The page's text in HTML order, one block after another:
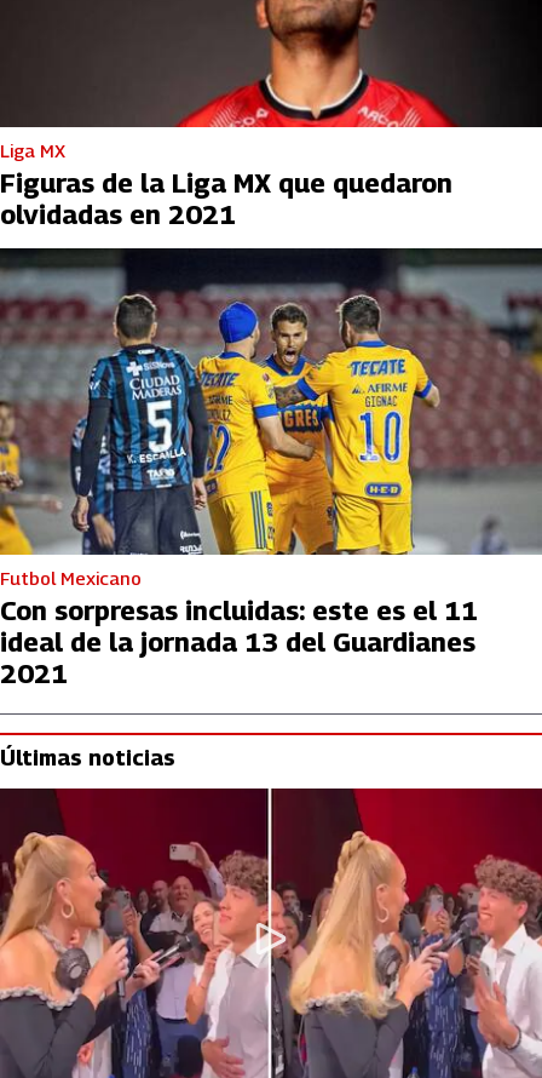
Liga MX
Figuras de la Liga MX que quedaron
olvidadas en 2021
Futbol Mexicano
Con sorpresas incluidas: este es el 11
ideal de la jornada 13 del Guardianes
2021
Últimas noticias